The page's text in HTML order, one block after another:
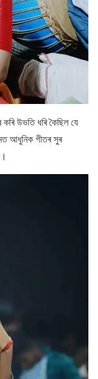
কৰি উভতি ধৰি কৈছিল যে
আধুনিক গীতৰ সুৰ